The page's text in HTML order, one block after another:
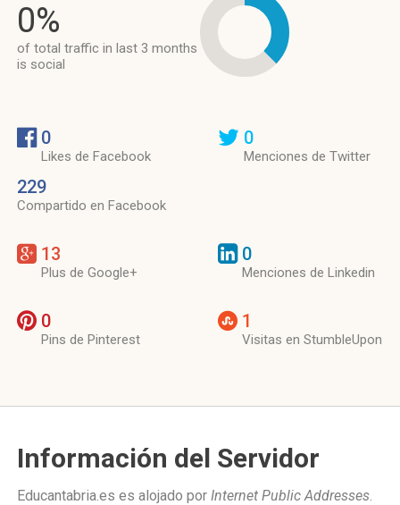
0%
of total traffic in last 3 months
is social
0
Likes de Facebook
229
Compartido en Facebook
0
Menciones de Twitter
13
Plus de Google+
0
Menciones de Linkedin
0
Pins de Pinterest
1
Visitas en StumbleUpon
Información del Servidor
Educantabria.es es alojado por Internet Public Addresses.